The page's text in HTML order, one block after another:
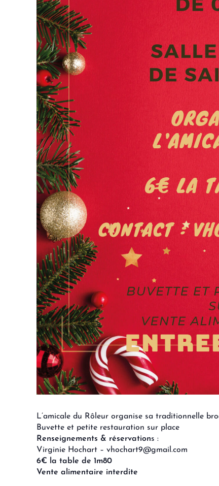
L’amicale du Rôleur organise sa traditionnelle
Buvette et petite restauration sur place
Renseignements & réservations :
Virginie Hochart – vhochart9@gmail.com
6€ la table de 1m80
Vente alimentaire interdite